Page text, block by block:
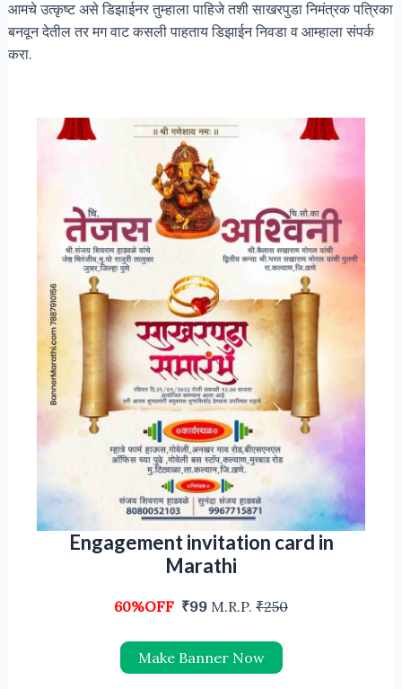
आमचे उत्कृष्ट असे डिझाईनर तुम्हाला पाहिजे तशी साखरपुडा निमंत्रक पत्रिका
बनवून देतील तर मग वाट कसली पाहताय डिझाईन निवडा व आम्हाला संपर्क
करा.
Engagement invitation card in
Marathi
60%OFF ₹99 M.R.P. ₹250
Make Banner Now